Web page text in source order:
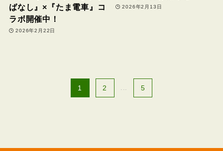
ばなし』×『たま電車』コ
ラボ開催中！
2026年2月22日
2026年2月13日
1 2 5